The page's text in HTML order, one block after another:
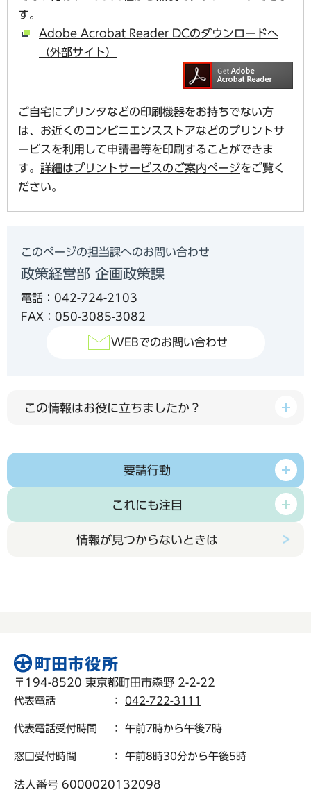
す。
Adobe Acrobat Reader DCのダウンロードへ
（外部サイト）
ご自宅にプリンタなどの印刷機器をお持ちでない方
は、お近くのコンビニエンスストアなどのプリントサ
ービスを利用して申請書等を印刷することができま
す。 詳細はプリントサービスのご案内ページをご覧く
ださい。
このページの担当課へのお問い合わせ
政策経営部 企画政策課
電話：042-724-2103
FAX：050-3085-3082
WEBでのお問い合わせ
この情報はお役に立ちましたか？
要請行動
これにも注目
情報が見つからないときは
〒194-8520 東京都町田市森野 2-2-22
代表電話 ： 042-722-3111
代表電話受付時間 ： 午前7時から午後7時
窓口受付時間 ： 午前8時30分から午後5時
法人番号 6000020132098